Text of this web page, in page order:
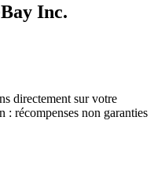
Inc.
directement sur votre
: récompenses non garanties